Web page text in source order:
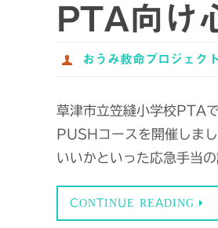
PTA向け
おうみ救命プロジェクト
草津市立笠縫小学校PTA
PUSHコースを開催しま
いいかといった応急手当
CONTINUE READING